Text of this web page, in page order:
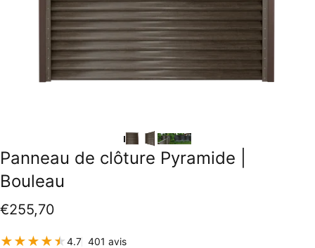
Panneau de clôture Pyramide
Bouleau
€255,70
4.7 401 avis401 total des critiques